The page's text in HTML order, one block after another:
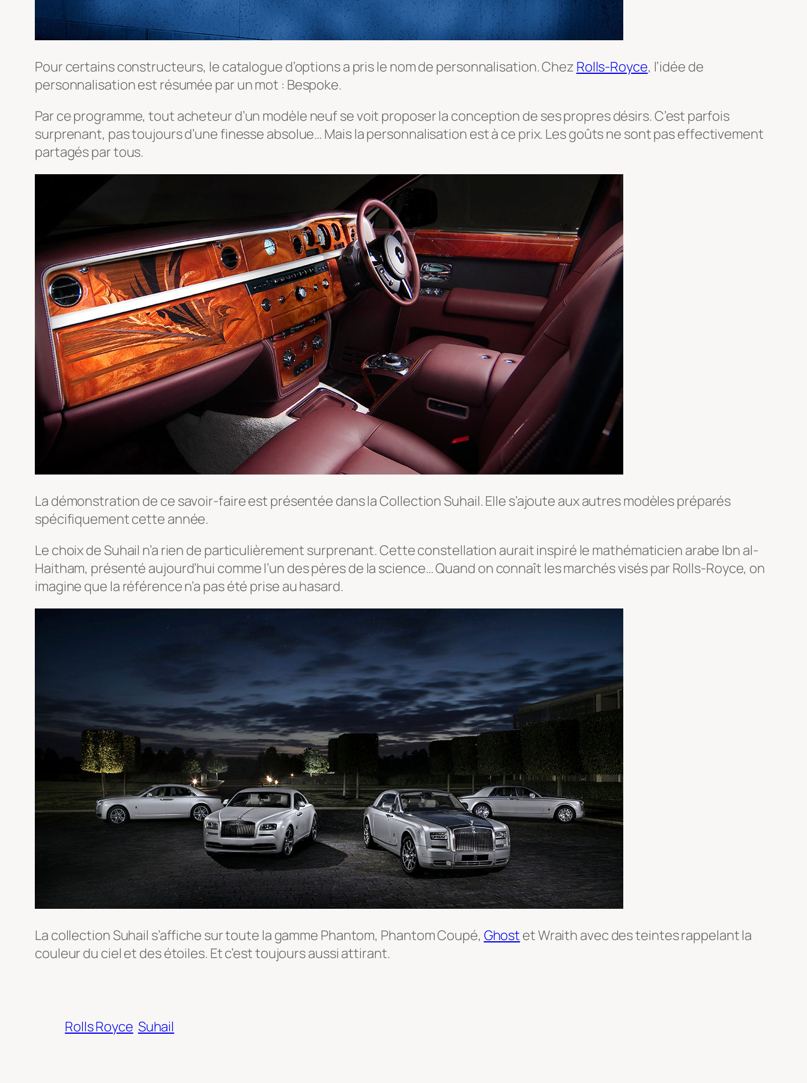
Pour certains constructeurs, le catalogue d’options a pris le nom de personnalisation. Chez Rolls-Royce, l’idée de
personnalisation est résumée par un mot : Bespoke.
Par ce programme, tout acheteur d’un modèle neuf se voit proposer la conception de ses propres désirs. C’est parfois
surprenant, pas toujours d’une finesse absolue… Mais la personnalisation est à ce prix. Les goûts ne sont pas effectivement
partagés par tous.
La démonstration de ce savoir-faire est présentée dans la Collection Suhail. Elle s’ajoute aux autres modèles préparés
spécifiquement cette année.
Le choix de Suhail n’a rien de particulièrement surprenant. Cette constellation aurait inspiré le mathématicien arabe Ibn al-
Haitham, présenté aujourd’hui comme l’un des pères de la science… Quand on connaît les marchés visés par Rolls-Royce, on
imagine que la référence n’a pas été prise au hasard.
La collection Suhail s’affiche sur toute la gamme Phantom, Phantom Coupé, Ghost et Wraith avec des teintes rappelant la
couleur du ciel et des étoiles. Et c’est toujours aussi attirant.
Rolls Royce Suhail